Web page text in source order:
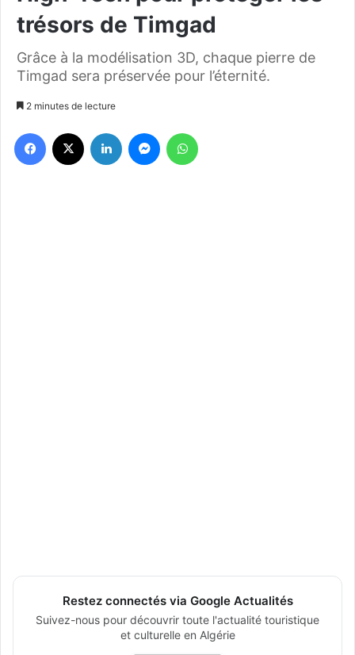
trésors de Timgad
Grâce à la modélisation 3D, chaque pierre de
Timgad sera préservée pour l’éternité.
2 minutes de lecture
Restez connectés via Google Actualités
Suivez-nous pour découvrir toute l'actualité touristique
et culturelle en Algérie